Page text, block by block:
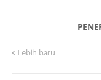
Lebih baru